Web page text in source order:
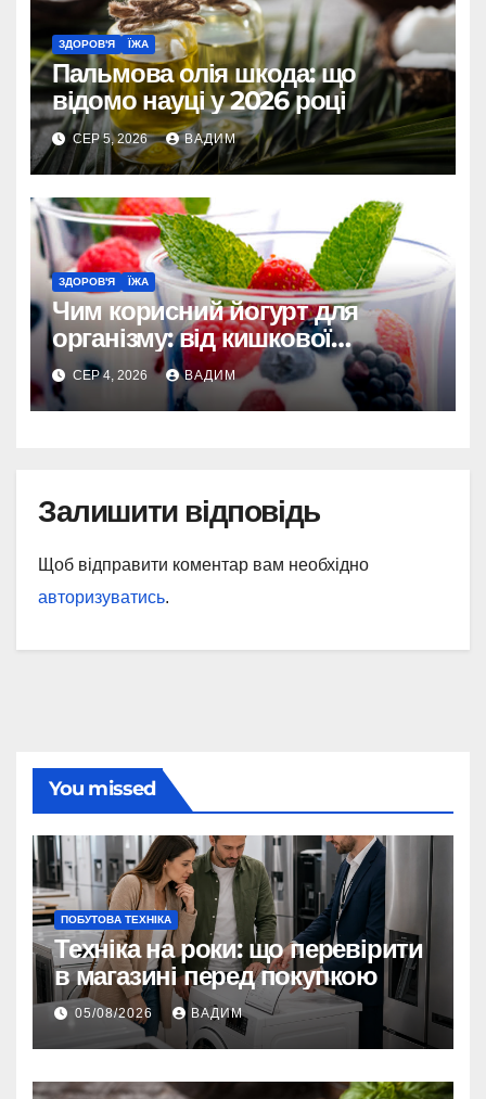
ЗДОРОВ'Я ЇЖА
Пальмова олія шкода: що
відомо науці у 2026 році
СЕР 5, 2026 ВАДИМ
ЗДОРОВ'Я ЇЖА
Чим корисний йогурт для
організму: від кишкової
мікрофлори до довголіття
СЕР 4, 2026 ВАДИМ
Залишити відповідь
Щоб відправити коментар вам необхідно
авторизуватись.
You missed
ПОБУТОВА ТЕХНІКА
Техніка на роки: що перевірити
в магазині перед покупкою
05/08/2026 ВАДИМ